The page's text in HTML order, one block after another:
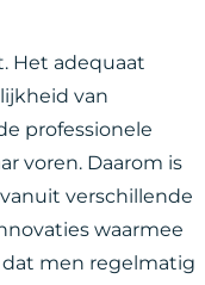
Het adequaat
van
professionele
voren. Daarom is
verschillende
waarmee
men regelmatig